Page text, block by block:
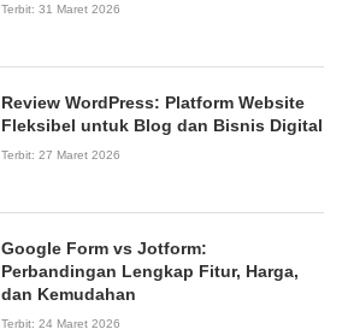
Terbit: 31 Maret 2026
Review WordPress: Platform Website
Fleksibel untuk Blog dan Bisnis Digital
Terbit: 27 Maret 2026
Google Form vs Jotform:
Perbandingan Lengkap Fitur, Harga,
dan Kemudahan
Terbit: 24 Maret 2026